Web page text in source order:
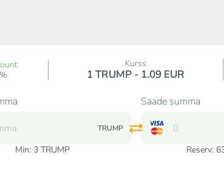
Kurss
1 TRUMP - 1.09 EUR
TRUMP
Min: 3 TRUMP
Saade summa
Reserv: